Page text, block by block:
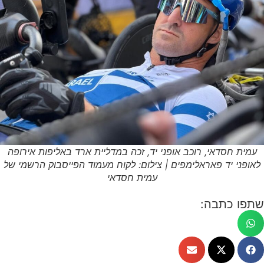
עמית חסדאי, רוכב אופני יד, זכה במדליית ארד באליפות אירופה
לאופני יד פאראלימפים | צילום: לקוח מעמוד הפייסבוק הרשמי של
עמית חסדאי
שתפו כתבה: